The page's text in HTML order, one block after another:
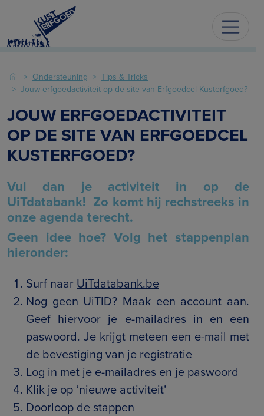
Ondersteuning
Tips & Tricks
Jouw erfgoedactiviteit op de site van Erfgoedcel Kusterfgoed?
JOUW ERFGOEDACTIVITEIT
OP DE SITE VAN ERFGOEDCEL
KUSTERFGOED?
Vul dan je activiteit in op de
UiTdatabank! Zo komt hij rechstreeks in
onze agenda terecht.
Geen idee hoe? Volg het stappenplan
hieronder:
Surf naarUiTdatabank.be
Nog geen UiTID? Maak een account aan.
Geef hiervoor je e-mailadres in en een
paswoord. Je krijgt meteen een e-mail met
de bevestiging van je registratie
Log in met je e-mailadres en je paswoord
Klik je op ‘nieuwe activiteit’
Doorloop de stappen